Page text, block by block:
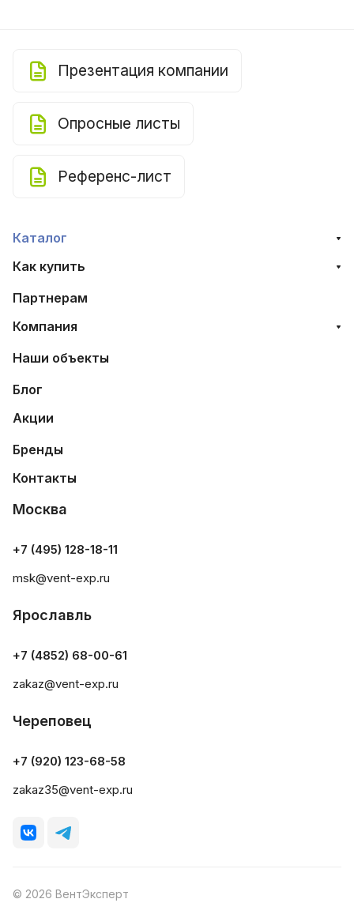
Презентация компании
Опросные листы
Референс-лист
Каталог
Как купить
Партнерам
Компания
Наши объекты
Блог
Акции
Бренды
Контакты
Москва
+7 (495) 128-18-11
msk@vent-exp.ru
Ярославль
+7 (4852) 68-00-61
zakaz@vent-exp.ru
Череповец
+7 (920) 123-68-58
zakaz35@vent-exp.ru
© 2026 ВентЭксперт